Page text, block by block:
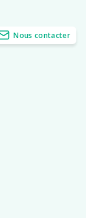
Nous contacter